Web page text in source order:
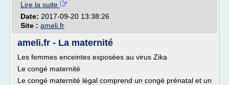
Lire la suite
Date: 2017-09-20 13:38:26
Site : ameli.fr
ameli.fr - La maternité
Les femmes enceintes exposées au virus Zika
Le congé maternité
Le congé maternité légal comprend un congé prénatal et un